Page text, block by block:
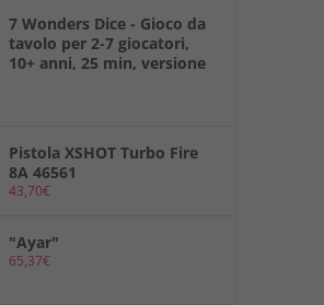
7 Wonders Dice - Gioco da
tavolo per 2-7 giocatori,
10+ anni, 25 min, versione
Pistola XSHOT Turbo Fire
8A 46561
43,70€
"Ayar"
65,37€